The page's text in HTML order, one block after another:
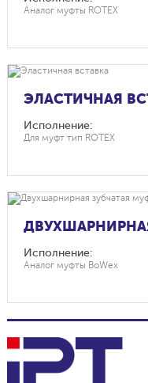
Аналог муфты ROTEX
ЭЛАСТИЧНАЯ
Исполнение:
Для муфт тип ROTEX
Исполнение:
Аналог муфты BoWex